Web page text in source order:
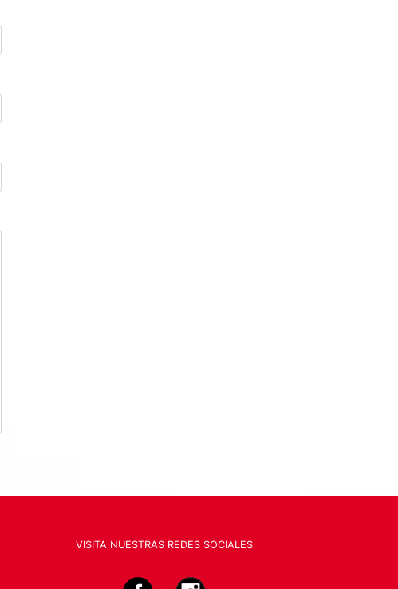
VISITA NUESTRAS REDES SOCIALES